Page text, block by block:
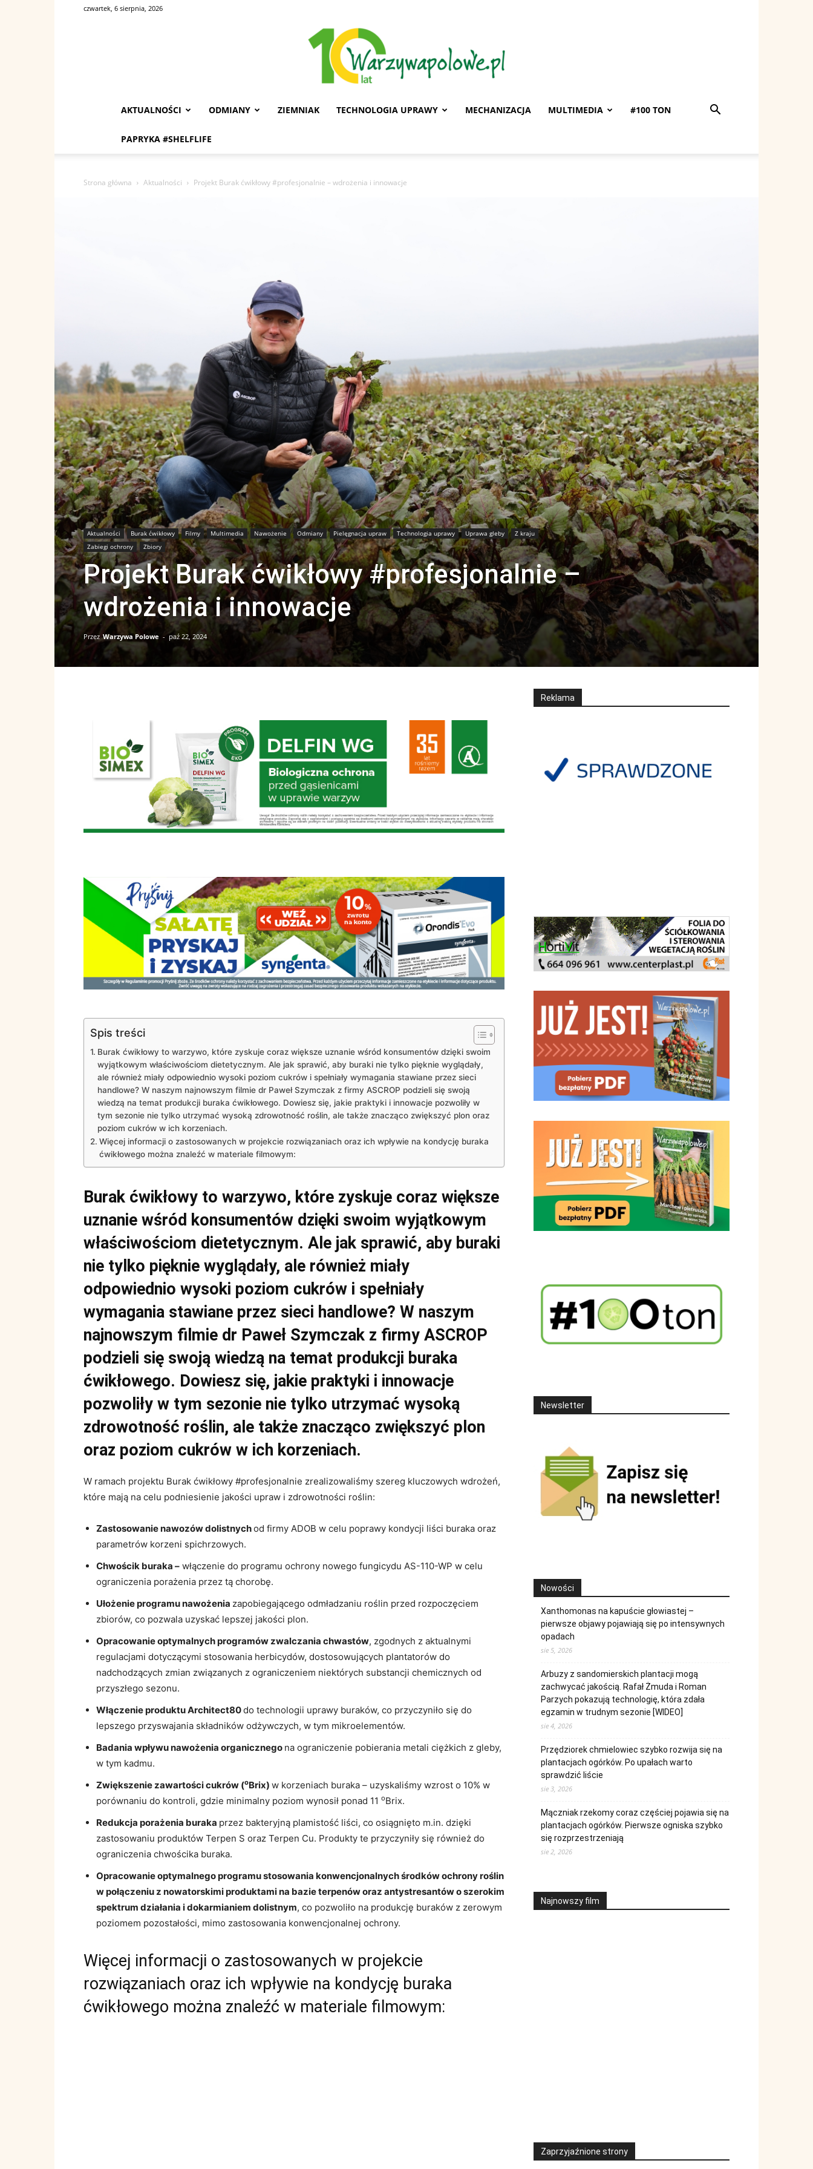
czwartek, 6 sierpnia, 2026
AKTUALNOŚCI ODMIANY ZIEMNIAK TECHNOLOGIA UPRAWY MECHANIZACJA MULTIMEDIA #100 TON
PAPRYKA #SHELFLIFE
Strona główna Aktualności Projekt Burak ćwikłowy #profesjonalnie – wdrożenia i innowacje
Aktualności Burak ćwikłowy Filmy Multimedia Nawożenie Odmiany Pielęgnacja upraw Technologia uprawy Uprawa gleby
Z kraju
Zabiegi ochrony
Zbiory
Projekt Burak ćwikłowy #profesjonalnie –
wdrożenia i innowacje
Przez Warzywa Polowe - paź 22, 2024
Spis treści
Burak ćwikłowy to warzywo, które zyskuje coraz większe uznanie wśród konsumentów dzięki swoim
wyjątkowym właściwościom dietetycznym. Ale jak sprawić, aby buraki nie tylko pięknie wyglądały,
ale również miały odpowiednio wysoki poziom cukrów i spełniały wymagania stawiane przez sieci
handlowe? W naszym najnowszym filmie dr Paweł Szymczak z firmy ASCROP podzieli się swoją
wiedzą na temat produkcji buraka ćwikłowego. Dowiesz się, jakie praktyki i innowacje pozwoliły w
tym sezonie nie tylko utrzymać wysoką zdrowotność roślin, ale także znacząco zwiększyć plon oraz
poziom cukrów w ich korzeniach.
Więcej informacji o zastosowanych w projekcie rozwiązaniach oraz ich wpływie na kondycję buraka
ćwikłowego można znaleźć w materiale filmowym:
Burak ćwikłowy to warzywo, które zyskuje coraz większe
uznanie wśród konsumentów dzięki swoim wyjątkowym
właściwościom dietetycznym. Ale jak sprawić, aby buraki
nie tylko pięknie wyglądały, ale również miały
odpowiednio wysoki poziom cukrów i spełniały
wymagania stawiane przez sieci handlowe? W naszym
najnowszym filmie dr Paweł Szymczak z firmy ASCROP
podzieli się swoją wiedzą na temat produkcji buraka
ćwikłowego. Dowiesz się, jakie praktyki i innowacje
pozwoliły w tym sezonie nie tylko utrzymać wysoką
zdrowotność roślin, ale także znacząco zwiększyć plon
oraz poziom cukrów w ich korzeniach.
W ramach projektu Burak ćwikłowy #profesjonalnie zrealizowaliśmy szereg kluczowych wdrożeń,
które mają na celu podniesienie jakości upraw i zdrowotności roślin:
Zastosowanie nawozów dolistnychod firmy ADOB w celu poprawy kondycji liści buraka oraz
parametrów korzeni spichrzowych.
Chwościk buraka – włączenie do programu ochrony nowego fungicydu AS-110-WP w celu
ograniczenia porażenia przez tą chorobę.
Ułożenie programu nawożenia zapobiegającego odmładzaniu roślin przed rozpoczęciem
zbiorów, co pozwala uzyskać lepszej jakości plon.
Opracowanie optymalnych programów zwalczania chwastów, zgodnych z aktualnymi
regulacjami dotyczącymi stosowania herbicydów, dostosowujących plantatorów do
nadchodzących zmian związanych z ograniczeniem niektórych substancji chemicznych od
przyszłego sezonu.
Włączenie produktu Architect80do technologii uprawy buraków, co przyczyniło się do
lepszego przyswajania składników odżywczych, w tym mikroelementów.
Badania wpływu nawożenia organicznego na ograniczenie pobierania metali ciężkich z gleby,
w tym kadmu.
Zwiększenie zawartości cukrów (oBrix) w korzeniach buraka – uzyskaliśmy wzrost o 10% w
porównaniu do kontroli, gdzie minimalny poziom wynosił ponad 11 oBrix.
Redukcja porażenia buraka przez bakteryjną plamistość liści, co osiągnięto m.in. dzięki
zastosowaniu produktów Terpen S oraz Terpen Cu. Produkty te przyczyniły się również do
ograniczenia chwościka buraka.
Opracowanie optymalnego programu stosowania konwencjonalnych środków ochrony roślin
w połączeniu z nowatorskimi produktami na bazie terpenów oraz antystresantów o szerokim
spektrum działania i dokarmianiem dolistnym, co pozwoliło na produkcję buraków z zerowym
poziomem pozostałości, mimo zastosowania konwencjonalnej ochrony.
Więcej informacji o zastosowanych w projekcie
rozwiązaniach oraz ich wpływie na kondycję buraka
ćwikłowego można znaleźć w materiale filmowym:
Reklama
Newsletter
Nowości
Xanthomonas na kapuście głowiastej –
pierwsze objawy pojawiają się po intensywnych
opadach
sie 5, 2026
Arbuzy z sandomierskich plantacji mogą
zachwycać jakością. Rafał Żmuda i Roman
Parzych pokazują technologię, która zdała
egzamin w trudnym sezonie [WIDEO]
sie 4, 2026
Przędziorek chmielowiec szybko rozwija się na
plantacjach ogórków. Po upałach warto
sprawdzić liście
sie 3, 2026
Mączniak rzekomy coraz częściej pojawia się na
plantacjach ogórków. Pierwsze ogniska szybko
się rozprzestrzeniają
sie 2, 2026
Najnowszy film
Zaprzyjaźnione strony